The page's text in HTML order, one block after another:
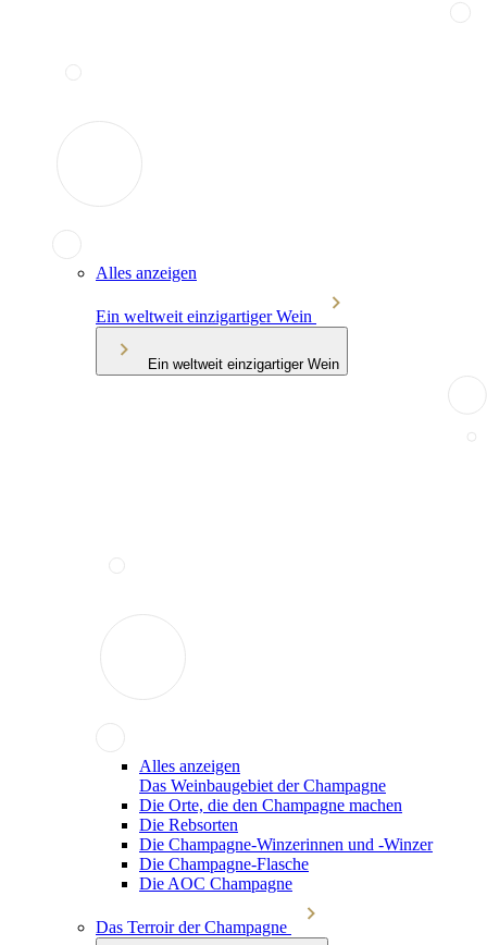
Alles anzeigen
Ein weltweit einzigartiger Wein
Ein weltweit einzigartiger Wein
Alles anzeigen
Das Weinbaugebiet der Champagne
Die Orte, die den Champagne machen
Die Rebsorten
Die Champagne-Winzerinnen und -Winzer
Die Champagne-Flasche
Die AOC Champagne
Das Terroir der Champagne